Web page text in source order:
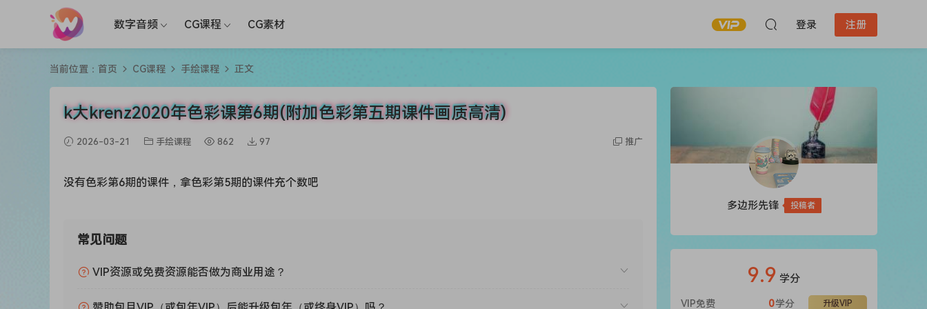
数字音频 CG课程 CG素材 登录 注册
当前位置： 首页 CG课程 手绘课程 正文
k大krenz2020年色彩课第6期(附加色彩第五期课件画质高清)
2026-03-21 手绘课程 862 97 推广
没有色彩第6期的课件，拿色彩第5期的课件充个数吧
常见问题
VIP资源或免费资源能否做为商业用途？
多边形先锋 投稿者
9.9 学分
VIP免费 升级VIP
0学分